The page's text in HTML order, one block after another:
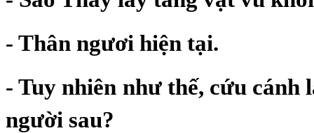
- Thân ngươi hiện tại.
- Tuy nhiên như thế, cứu cánh
người sau?